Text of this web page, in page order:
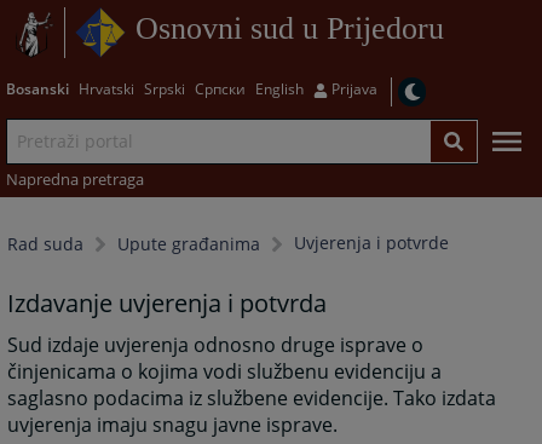
Osnovni sud u Prijedoru
Bosanski Hrvatski Srpski Српски English Prijava
Napredna pretraga
Rad suda Upute građanima Uvjerenja i potvrde
Izdavanje uvjerenja i potvrda
Sud izdaje uvjerenja odnosno druge isprave o
činjenicama o kojima vodi službenu evidenciju a
saglasno podacima iz službene evidencije. Tako izdata
uvjerenja imaju snagu javne isprave.